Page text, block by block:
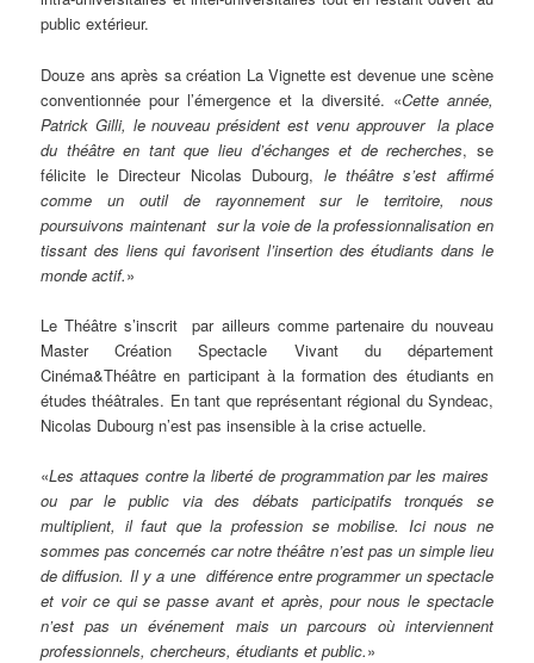
public extérieur.
Douze ans après sa création La Vignette est devenue une scène
conventionnée pour l’émergence et la diversité. «Cette année,
Patrick Gilli, le nouveau président est venu approuver la place
du théâtre en tant que lieu d’échanges et de recherches, se
félicite le Directeur Nicolas Dubourg, le théâtre s’est affirmé
comme un outil de rayonnement sur le territoire, nous
poursuivons maintenant sur la voie de la professionnalisation en
tissant des liens qui favorisent l’insertion des étudiants dans le
monde actif.»
Le Théâtre s’inscrit par ailleurs comme partenaire du nouveau
Master Création Spectacle Vivant du département
Cinéma&Théâtre en participant à la formation des étudiants en
études théâtrales. En tant que représentant régional du Syndeac,
Nicolas Dubourg n’est pas insensible à la crise actuelle.
«Les attaques contre la liberté de programmation par les maires
ou par le public via des débats participatifs tronqués se
multiplient, il faut que la profession se mobilise. Ici nous ne
sommes pas concernés car notre théâtre n’est pas un simple lieu
de diffusion. Il y a une différence entre programmer un spectacle
et voir ce qui se passe avant et après, pour nous le spectacle
n’est pas un événement mais un parcours où interviennent
professionnels, chercheurs, étudiants et public.»